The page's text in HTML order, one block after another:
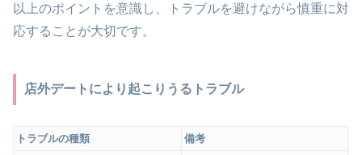
以上のポイントを意識し、トラブルを避けながら慎重に対
応することが大切です。
店外デートにより起こりうるトラブル
トラブルの種類 備考